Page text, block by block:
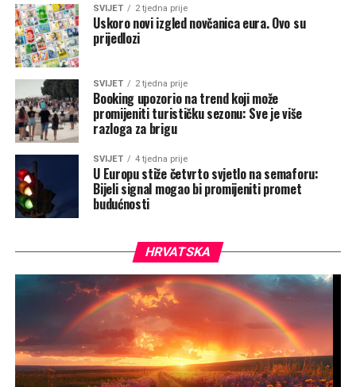
SVIJET 2 tjedna prije
Uskoro novi izgled novčanica eura. Ovo su
prijedlozi
SVIJET 2 tjedna prije
Booking upozorio na trend koji može
promijeniti turističku sezonu: Sve je više
razloga za brigu
SVIJET 4 tjedna prije
U Europu stiže četvrto svjetlo na semaforu:
Bijeli signal mogao bi promijeniti promet
budućnosti
HRVATSKA